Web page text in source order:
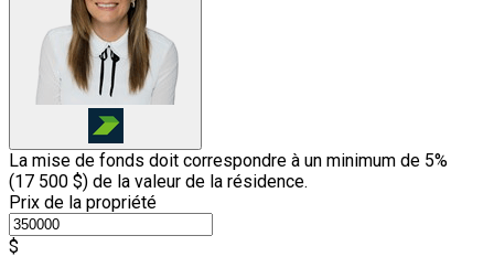
La mise de fonds doit correspondre à un minimum de 5%
(17 500 $) de la valeur de la résidence.
Prix de la propriété
$